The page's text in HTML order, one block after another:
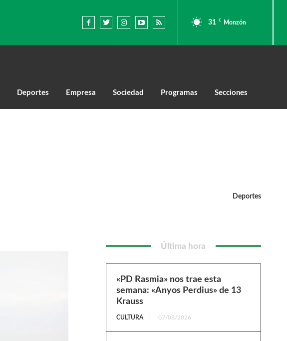
31 C Monzón
Deportes Empresa Sociedad Programas Secciones
Deportes
Última hora
«PD Rasmia» nos trae esta
semana: «Anyos Perdius» de 13
Krauss
CULTURA 07/08/2026